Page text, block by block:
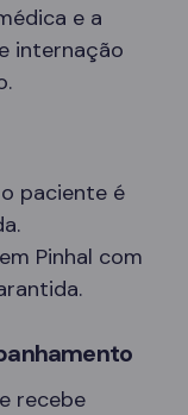
e a
internação
paciente é
em Pinhal com
recebe